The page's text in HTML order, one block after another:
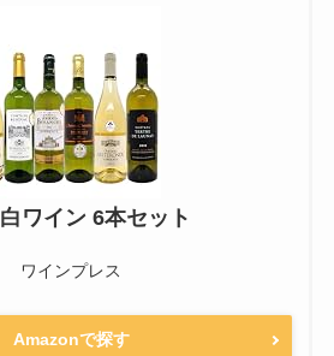
ワイン 6本セット
ワインプレス
Amazonで探す